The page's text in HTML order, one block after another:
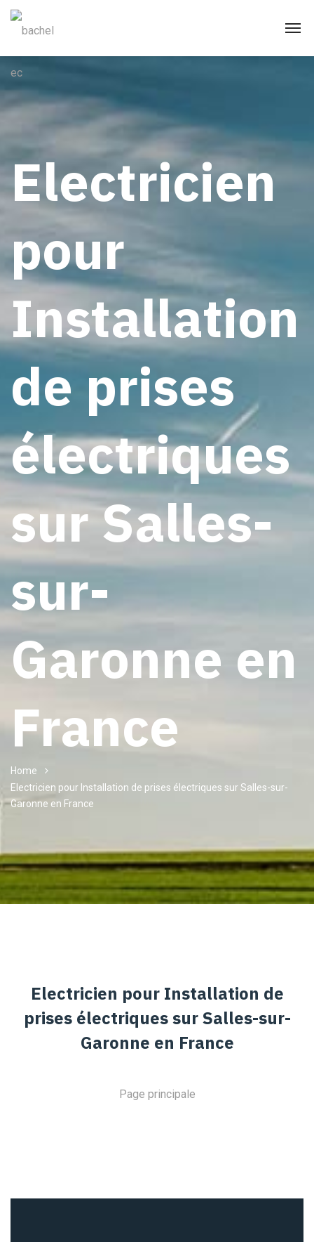
Electricien
pour
Installation
de prises
électriques
sur Salles-
sur-
Garonne en
France
Home
Electricien pour Installation de prises électriques sur Salles-sur-
Garonne en France
Electricien pour Installation de
prises électriques sur Salles-sur-
Garonne en France
Page principale